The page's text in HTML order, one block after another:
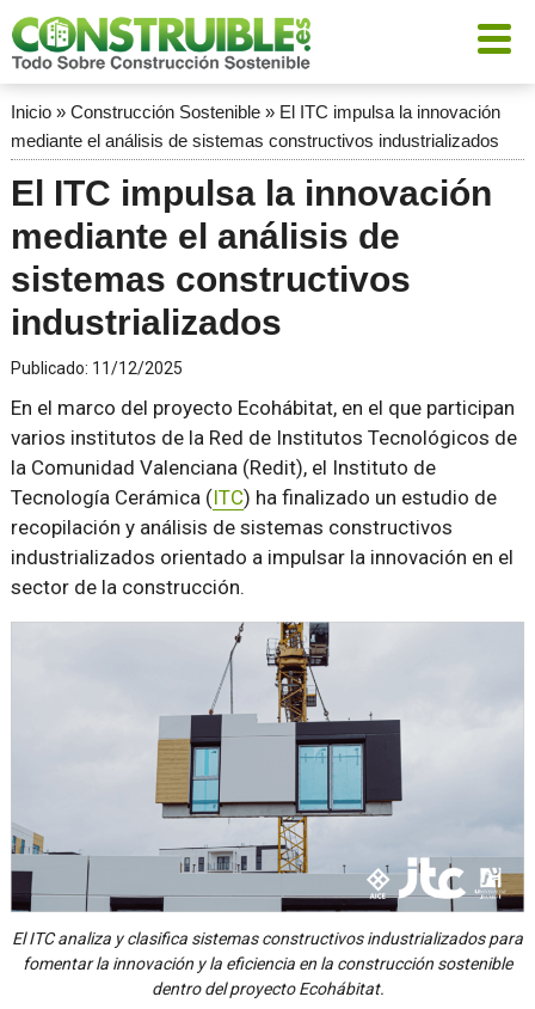
Inicio» Construcción Sostenible» El ITC impulsa la innovación
mediante el análisis de sistemas constructivos industrializados
El ITC impulsa la innovación
mediante el análisis de
sistemas constructivos
industrializados
Publicado: 11/12/2025
En el marco del proyecto Ecohábitat, en el que participan
varios institutos de la Red de Institutos Tecnológicos de
la Comunidad Valenciana (Redit), el Instituto de
Tecnología Cerámica (ITC) ha finalizado un estudio de
recopilación y análisis de sistemas constructivos
industrializados orientado a impulsar la innovación en el
sector de la construcción.
El ITC analiza y clasifica sistemas constructivos industrializados para
fomentar la innovación y la eficiencia en la construcción sostenible
dentro del proyecto Ecohábitat.